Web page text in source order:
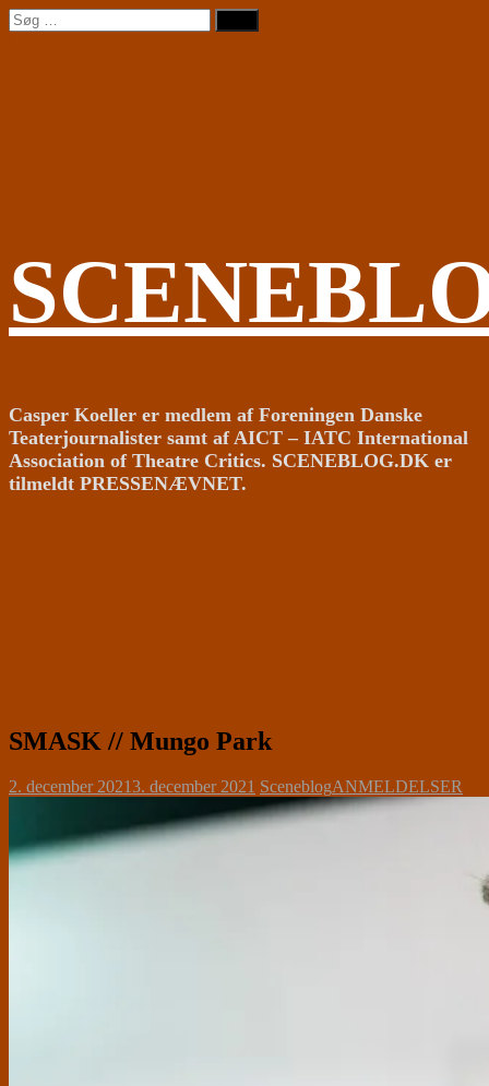
Videre
til
Søg
efter:
Casper Koeller er medlem af Foreningen Danske
Teaterjournalister samt af AICT – IATC International
Association of Theatre Critics. SCENEBLOG.DK er
tilmeldt PRESSENÆVNET.
SMASK // Mungo Park
2. december 20213. december 2021 SceneblogANMELDELSER